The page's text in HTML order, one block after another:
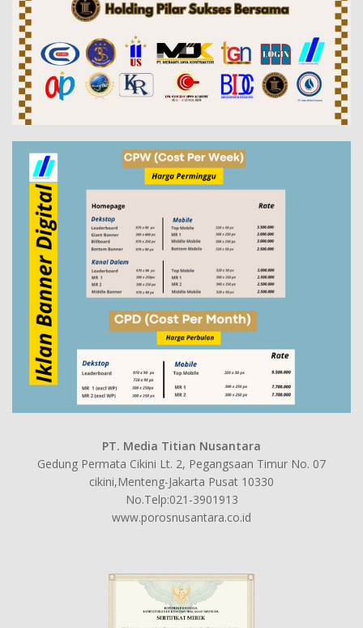
PT. Media Titian Nusantara
Gedung Permata Cikini Lt. 2, Pegangsaan Timur No. 07
cikini,Menteng-Jakarta Pusat 10330
No.Telp:021-3901913
www.porosnusantara.co.id